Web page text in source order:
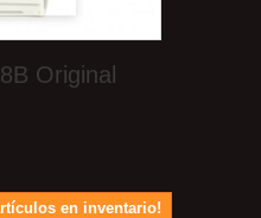
Original
en inventario!